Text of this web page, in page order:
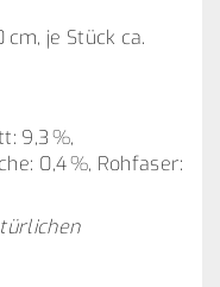
cm, je Stück ca.
9,3 %,
0,4 %, Rohfaser: